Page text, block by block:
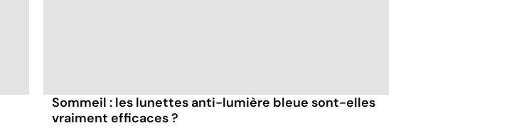
Sommeil : les lunettes anti-lumière bleue sont-elles
vraiment efficaces ?